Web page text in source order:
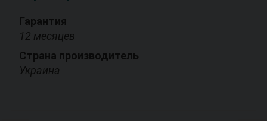
Гарантия
12 месяцев
Страна производитель
Украина